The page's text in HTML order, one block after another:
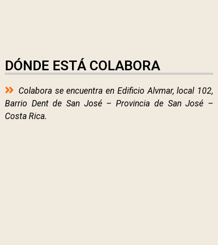
DÓNDE ESTÁ COLABORA
Colabora se encuentra en Edificio Alvmar, local 102,
Barrio Dent de San José – Provincia de San José –
Costa Rica.